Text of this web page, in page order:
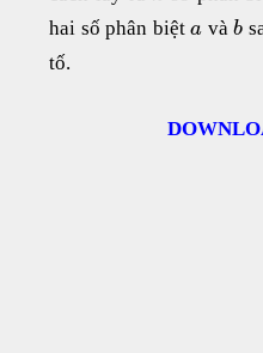
hai số phân biệta vàb
tố.